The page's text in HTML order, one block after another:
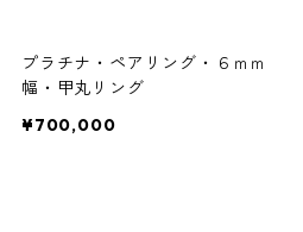
プラチナ・ペアリング・６ｍｍ
幅・甲丸リング
¥700,000